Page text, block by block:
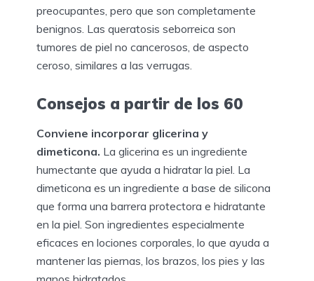
preocupantes, pero que son completamente
benignos. Las queratosis seborreica son
tumores de piel no cancerosos, de aspecto
ceroso, similares a las verrugas.
Consejos a partir de los 60
Conviene incorporar glicerina y
dimeticona. La glicerina es un ingrediente
humectante que ayuda a hidratar la piel. La
dimeticona es un ingrediente a base de silicona
que forma una barrera protectora e hidratante
en la piel. Son ingredientes especialmente
eficaces en lociones corporales, lo que ayuda a
mantener las piernas, los brazos, los pies y las